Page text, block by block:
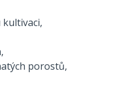
porostů,